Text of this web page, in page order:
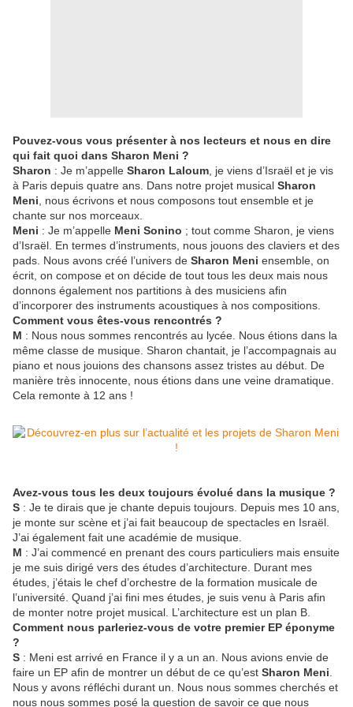
Pouvez-vous vous présenter à nos lecteurs et nous en dire
qui fait quoi dans Sharon Meni ?
Sharon : Je m’appelle Sharon Laloum , je viens d’Israël et je vis
à Paris depuis quatre ans. Dans notre projet musical Sharon
Meni , nous écrivons et nous composons tout ensemble et je
chante sur nos morceaux.
Meni : Je m’appelle Meni Sonino ; tout comme Sharon, je viens
d’Israël. En termes d’instruments, nous jouons des claviers et des
pads. Nous avons créé l’univers de Sharon Meni ensemble, on
écrit, on compose et on décide de tout tous les deux mais nous
donnons également nos partitions à des musiciens afin
d’incorporer des instruments acoustiques à nos compositions.
Comment vous êtes-vous rencontrés ?
M : Nous nous sommes rencontrés au lycée. Nous étions dans la
même classe de musique. Sharon chantait, je l’accompagnais au
piano et nous jouions des chansons assez tristes au début. De
manière très innocente, nous étions dans une veine dramatique.
Cela remonte à 12 ans !
Avez-vous tous les deux toujours évolué dans la musique ?
S : Je te dirais que je chante depuis toujours. Depuis mes 10 ans,
je monte sur scène et j’ai fait beaucoup de spectacles en Israël.
J’ai également fait une académie de musique.
M : J’ai commencé en prenant des cours particuliers mais ensuite
je me suis dirigé vers des études d’architecture. Durant mes
études, j’étais le chef d’orchestre de la formation musicale de
l’université. Quand j’ai fini mes études, je suis venu à Paris afin
de monter notre projet musical. L’architecture est un plan B.
Comment nous parleriez-vous de votre premier EP éponyme
?
S : Meni est arrivé en France il y a un an. Nous avions envie de
faire un EP afin de montrer un début de ce qu’est Sharon Meni
Nous y avons réfléchi durant un. Nous nous sommes cherchés et
nous nous sommes posé la question de savoir ce que nous